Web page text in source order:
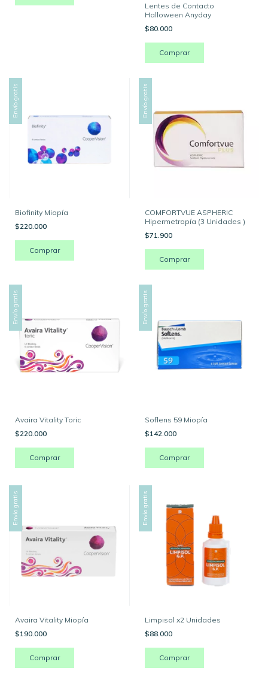
Lentes de Contacto
Halloween Anyday
$80.000
Comprar
Envío gratis
Biofinity Miopía
$220.000
Comprar
Envío gratis
COMFORTVUE ASPHERIC
Hipermetropía (3 Unidades )
$71.900
Comprar
Envío gratis
Avaira Vitality Toric
$220.000
Envío gratis
Soflens 59 Miopía
$142.000
Comprar
Envío gratis
Avaira Vitality Miopía
$190.000
Comprar
Envío gratis
Limpisol x2 Unidades
$88.000